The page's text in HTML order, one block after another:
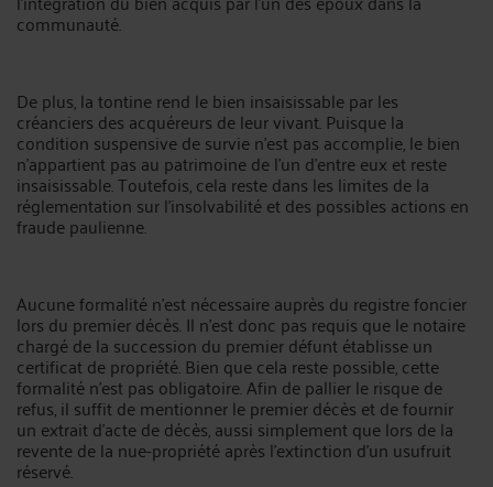
communauté.
De plus, la tontine rend le bien insaisissable par les
créanciers des acquéreurs de leur vivant. Puisque la
condition suspensive de survie n'est pas accomplie, le bien
n'appartient pas au patrimoine de l'un d'entre eux et reste
insaisissable. Toutefois, cela reste dans les limites de la
réglementation sur l'insolvabilité et des possibles actions en
fraude paulienne.
Aucune formalité n'est nécessaire auprès du registre foncier
lors du premier décès. Il n'est donc pas requis que le notaire
chargé de la succession du premier défunt établisse un
certificat de propriété. Bien que cela reste possible, cette
formalité n'est pas obligatoire. Afin de pallier le risque de
refus, il suffit de mentionner le premier décès et de fournir
un extrait d'acte de décès, aussi simplement que lors de la
revente de la nue-propriété après l'extinction d'un usufruit
réservé.